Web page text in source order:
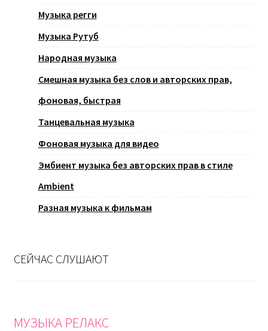
Музыка регги
Музыка Рутуб
Народная музыка
Смешная музыка без слов и авторских прав,
фоновая, быстрая
Танцевальная музыка
Фоновая музыка для видео
Эмбиент музыка без авторских прав в стиле
Ambient
Разная музыка к фильмам
СЕЙЧАС СЛУШАЮТ
МУЗЫКА РЕЛАКС